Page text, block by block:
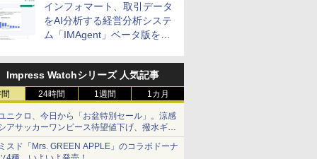
インフォマート、取引データ
をAI分析する経営分析システ
ム「IMAgent」ベータ版を提
Impress Watchシリーズ 人気記事
24時間 1週間 1カ月
ニクロ、今日から「お盆特別セール」。涼感
アサッカーワンピース待望値下げ、撥水ギア
ョーツは1990円に
スド「Mrs. GREEN APPLE」のコラボドーナ